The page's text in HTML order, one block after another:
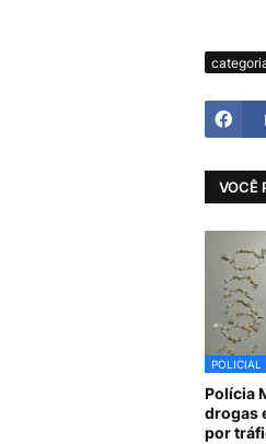
VOCÊ
POLICIAL
Polícia
drogas
por